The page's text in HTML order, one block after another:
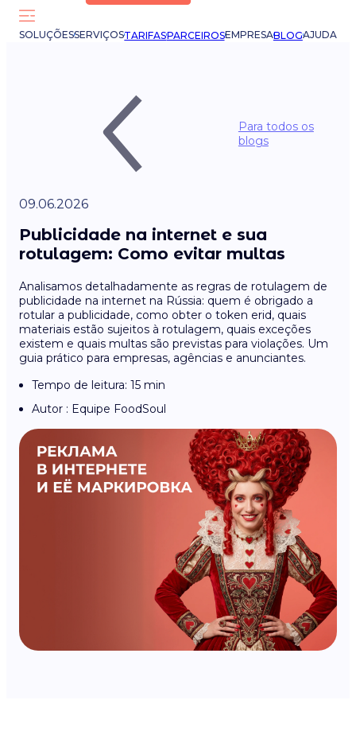
SOLUÇÕESSERVIÇOSTARIFASPARCEIROSEMPRESABLOGAJUDA
Para todos os
blogs
09.06.2026
Publicidade na internet e sua
rotulagem: Como evitar multas
Analisamos detalhadamente as regras de rotulagem de
publicidade na internet na Rússia: quem é obrigado a
rotular a publicidade, como obter o token erid, quais
materiais estão sujeitos à rotulagem, quais exceções
existem e quais multas são previstas para violações. Um
guia prático para empresas, agências e anunciantes.
Tempo de leitura: 15 min
Autor : Equipe FoodSoul